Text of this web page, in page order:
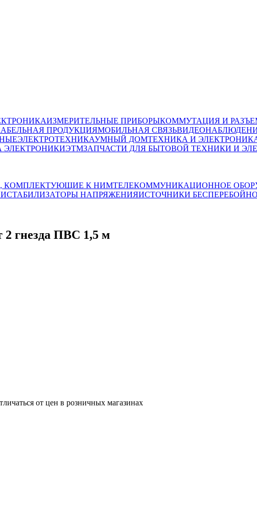
ИЗМЕРИТЕЛЬНЫЕ ПРИБОРЫКОММУТАЦИЯ И
ПРОДУКЦИЯМОБИЛЬНАЯ СВЯЗЬ
ЭЛЕКТРОТЕХНИКАУМНЫЙ ДОМТЕХНИКА И
ЭЛЕКТРОНИКИЭТМЗАПЧАСТИ ДЛЯ БЫТОВОЙ ТЕХНИКИ И
КОМПЛЕКТУЮЩИЕ К НИМТЕЛЕКОММУНИКАЦИОННОЕ
СТАБИЛИЗАТОРЫ НАПРЯЖЕНИЯИСТОЧНИКИ
гнезда ПВС 1,5 м
от цен в розничных магазинах